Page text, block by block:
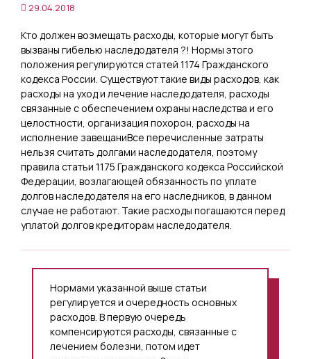
29.04.2018
Кто должен возмещать расходы, которые могут быть
вызваны гибелью наследодателя ?! Нормы этого
положения регулируются статей 1174 Гражданского
кодекса России. Существуют такие виды расходов, как
расходы на уход и лечение наследодателя, расходы
связанные с обеспечением охраны наследства и его
целостности, организация похорон, расходы на
исполнение завещаниВсе перечисленные затраты
нельзя считать долгами наследодателя, поэтому
правила статьи 1175 Гражданского кодекса Российской
Федерации, возлагающей обязанность по уплате
долгов наследодателя на его наследников, в данном
случае не работают. Такие расходы погашаются перед
уплатой долгов кредиторам наследодателя.
Нормами указанной выше статьи
регулируется и очередность основных
расходов. В первую очередь
компенсируются расходы, связанные с
лечением болезни, потом идет